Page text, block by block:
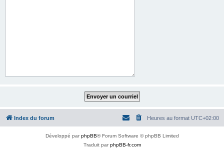
Index du forum Heures au format UTC+02:00
Développé parphpBB® Forum Software © phpBB Limited
Traduit parphpBB-fr.com